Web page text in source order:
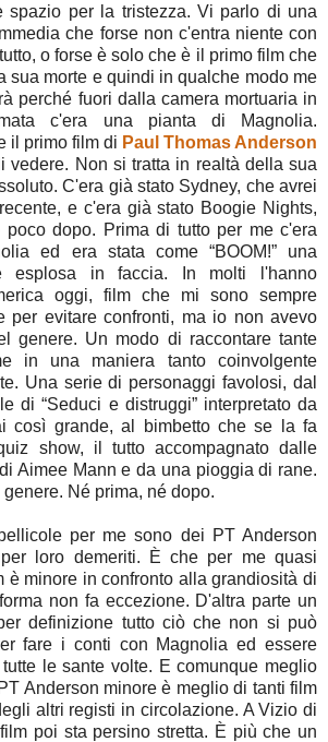
spazio per la tristezza. Vi parlo di una
che forse non c'entra niente con
o forse è solo che è il primo film che
sua morte e quindi in qualche modo me
perché fuori dalla camera mortuaria in
c'era una pianta di Magnolia.
il primo film di Paul Thomas Anderson
vedere. Non si tratta in realtà della sua
C'era già stato Sydney, che avrei
e c'era già stato Boogie Nights,
poco dopo. Prima di tutto per me c'era
ed era stata come “BOOM!” una
esplosa in faccia. In molti l'hanno
oggi, film che mi sono sempre
per evitare confronti, ma io non avevo
genere. Un modo di raccontare tante
in una maniera tanto coinvolgente
Una serie di personaggi favolosi, dal
di “Seduci e distruggi” interpretato da
così grande, al bimbetto che se la fa
show, il tutto accompagnato dalle
Aimee Mann e da una pioggia di rane.
Né prima, né dopo.
per me sono dei PT Anderson
loro demeriti. È che per me quasi
è minore in confronto alla grandiosità di
non fa eccezione. D'altra parte un
definizione tutto ciò che non si può
fare i conti con Magnolia ed essere
le sante volte. E comunque meglio
Anderson minore è meglio di tanti film
altri registi in circolazione. A Vizio di
poi sta persino stretta. È più che un